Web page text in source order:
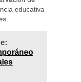
educativa